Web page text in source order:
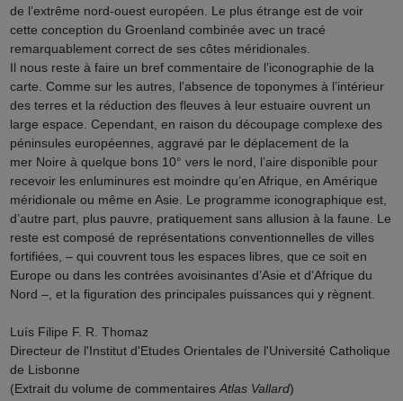
de l’extrême nord-ouest européen. Le plus étrange est de voir
cette conception du Groenland combinée avec un tracé
remarquablement correct de ses côtes méridionales.
Il nous reste à faire un bref commentaire de l’iconographie de la
carte. Comme sur les autres, l’absence de toponymes à l’intérieur
des terres et la réduction des fleuves à leur estuaire ouvrent un
large espace. Cependant, en raison du découpage complexe des
péninsules européennes, aggravé par le déplacement de la
mer Noire à quelque bons 10° vers le nord, l’aire disponible pour
recevoir les enluminures est moindre qu’en Afrique, en Amérique
méridionale ou même en Asie. Le programme iconographique est,
d’autre part, plus pauvre, pratiquement sans allusion à la faune. Le
reste est composé de représentations conventionnelles de villes
fortifiées, – qui couvrent tous les espaces libres, que ce soit en
Europe ou dans les contrées avoisinantes d’Asie et d’Afrique du
Nord –, et la figuration des principales puissances qui y règnent.
Luís Filipe F. R. Thomaz
Directeur de l'Institut d'Etudes Orientales de l'Université Catholique
de Lisbonne
(Extrait du volume de commentaires Atlas Vallard)